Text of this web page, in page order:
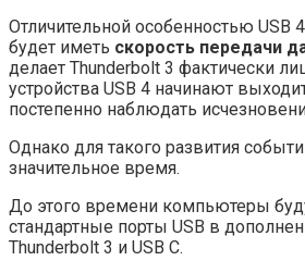
Отличительной особенностью USB
будет иметь скорость передачи
делает Thunderbolt 3 фактически
устройства USB 4 начинают
постепенно наблюдать
Однако для такого развития
значительное время.
До этого времени компьютеры
стандартные порты USB в
Thunderbolt 3 и USB C.